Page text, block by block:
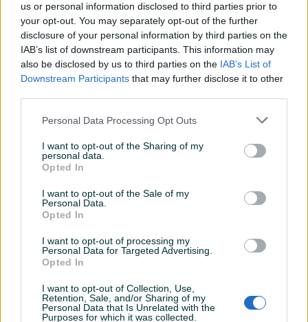
us or personal information disclosed to third parties prior to
your opt-out. You may separately opt-out of the further
disclosure of your personal information by third parties on the
IAB’s list of downstream participants. This information may
also be disclosed by us to third parties on the IAB’s List of
Downstream Participants that may further disclose it to other
Personal Data Processing Opt Outs
I want to opt-out of the Sharing of my
personal data.
Opted In
I want to opt-out of the Sale of my
Personal Data.
Opted In
I want to opt-out of processing my
Personal Data for Targeted Advertising.
Opted In
I want to opt-out of Collection, Use,
Retention, Sale, and/or Sharing of my
Personal Data that Is Unrelated with the
Purposes for which it was collected.
Sigenxosnovana je u Sarajevu 1997
. godine i važi za
jednu od vodećih agencija za nekretnine u Bosni i Hercegovini.
Svakako sa najdužim radom i kontinuiranim prisustvom na tržištu
nekretnina, uspješno i u kontinuitetu poslujemo 20 godina. U
našem poslovnom pristupu klijent je na centralnom mjestu i
važno nam je da je klijent zadovoljan sa ishodom posla. Imajući
to u vidu, nastojimo vam pružiti istovremeno profesionalan i
Naša Agencija oglašava Vašu nekretninu na aktuelnim web
portalima, kao i printanim medijima te reklamnom bloku na
market.ba, štampa : Dnevni Avaz, Oslobođenje, SuperOGLASI sa
100 objava pojedinačnih oglasa, mediji: TV Alfa i Radio EFM).
nekretnina po oglašavanju u elektronskim i printanim medijima u
našim poslovnicama u
Kako bismo našu ponudu učinili dostupnom što većem broju
klijenata agencija Sigenx je aktivna u izradi analize i ispitivanja